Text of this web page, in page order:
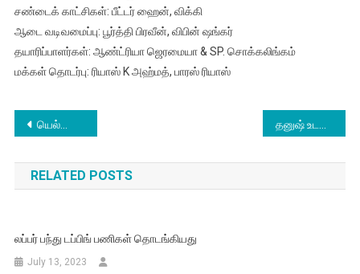
சண்டைக் காட்சிகள்: பீட்டர் ஹைன், விக்கி
ஆடை வடிவமைப்பு: பூர்த்தி பிரவீன், விபின் ஷங்கர்
தயாரிப்பாளர்கள்: ஆண்ட்ரியா ஜெரமையா & SP. சொக்கலிங்கம்
மக்கள் தொடர்பு: ரியாஸ் K அஹ்மத், பாரஸ் ரியாஸ்
Post
navigation
யெல்லோ திரைவிமர்சனம்
RELATED POSTS
லப்பர் பந்து டப்பிங் பணிகள் தொடங்கியது
July 13, 2023